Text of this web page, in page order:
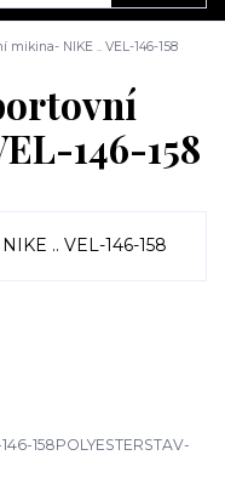
mikina- NIKE .. VEL-146-158
146-158
158POLYESTERSTAV-